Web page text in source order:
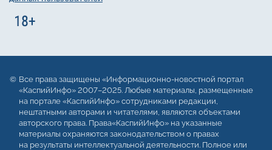
Все права защищены «Информационно-новостной портал
«КаспийИнфо» 2007–2025. Любые материалы, размещенные
на портале «КаспийИнфо» сотрудниками редакции,
нештатными авторами и читателями, являются объектами
авторского права. Права«КаспийИнфо» на указанные
материалы охраняются законодательством о правах
на результаты интеллектуальной деятельности. Полное или